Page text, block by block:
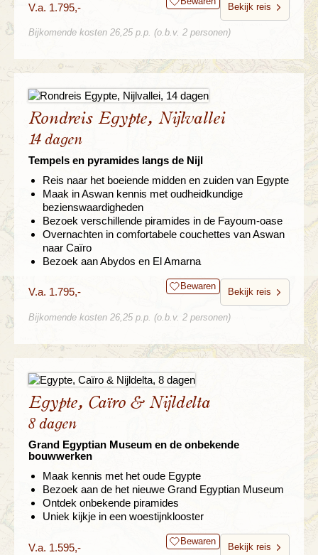
V.a. 1.795,- Bekijk reis
Bijkomende kosten 26,25 p.p. (o.b.v. 2 personen)
Rondreis Egypte, Nijlvallei
14 dagen
Tempels en pyramides langs de Nijl
Reis naar het boeiende midden en zuiden van Egypte
Maak in Aswan kennis met oudheidkundige
bezienswaardigheden
Bezoek verschillende piramides in de Fayoum-oase
Overnachten in comfortabele couchettes van Aswan
naar Caïro
Bezoek aan Abydos en El Amarna
V.a. 1.795,- Bewaren
Bekijk reis
Bijkomende kosten 26,25 p.p. (o.b.v. 2 personen)
Egypte, Caïro & Nijldelta
8 dagen
Grand Egyptian Museum en de onbekende
bouwwerken
Maak kennis met het oude Egypte
Bezoek aan de het nieuwe Grand Egyptian Museum
Ontdek onbekende piramides
Uniek kijkje in een woestijnklooster
V.a. 1.595,- Bewaren
Bekijk reis